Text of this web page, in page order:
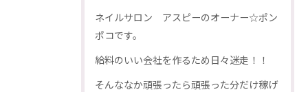
ネイルサロン アスピーのオーナー☆ポン
ポコです。
給料のいい会社を作るため日々迷走！！
そんななか頑張ったら頑張った分だけ稼げ